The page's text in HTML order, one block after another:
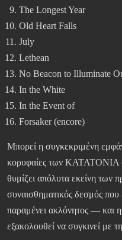
The Longest Year
Old Heart Falls
July
Lethean
No Beacon to Illuminate
In the White
In the Event of
Forsaker (encore)
Μπορεί η συγκεκριμένη
κορυφαίες των KATATONIA
θυμίζει απόλυτα εκείνη
συναισθηματικός δεσμός που
παραμένει ακλόνητος — και
εξακολουθεί να συγκινεί με